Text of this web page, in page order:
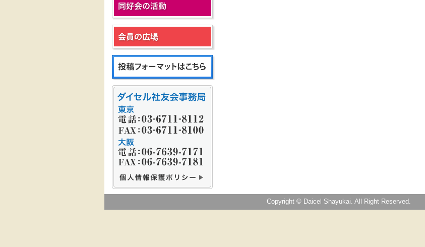
Copyright © Daicel Shayukai. All Right Reserved.